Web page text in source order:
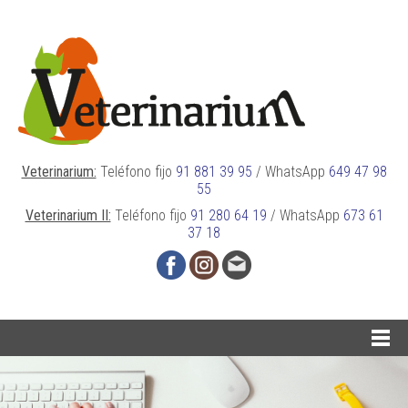
Veterinarium: Teléfono fijo 91 881 39 95 / WhatsApp 649 47 98
55
Veterinarium II: Teléfono fijo 91 280 64 19 / WhatsApp 673 61
37 18